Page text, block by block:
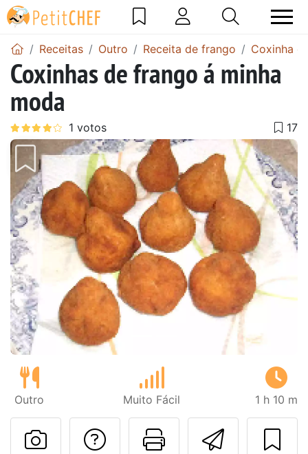
Receitas Outro Receita de frango Coxinha
Coxinhas de frango á minha
moda
Anterior Next
Outro Muito Fácil 1 h 10 m
Imprima
Falar com o autor